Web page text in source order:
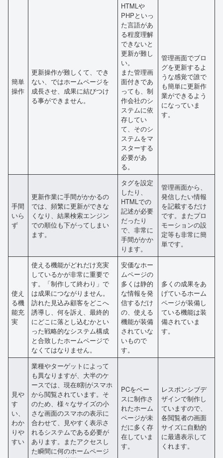
簡単
操作
更新操作が難しくて、でき
ない、ではホームページを
成長させ、成果に結びつけ
る事ができません。
HTMLや
PHPといっ
た言語があ
る程度理解
できないと
更新が難し
い。
また管理画
面付きであ
っても、制
作会社のシ
ステムに依
存してい
て、そのシ
ステムをマ
スターする
必要があ
る。
管理画面でブロ
グを更新するよ
うな感覚で誰で
も簡単に更新作
業ができるよう
になっていま
す。
手間
いら
ず
更新作業に手間がかかるの
では、頻繁に更新ができな
くなり、結果検索エンジン
での順位も下がってしまい
ます。
タグを設定
したり、
HTMLでの
記述が必要
だったり
で、非常に
手間がかか
ります。
管理画面から、
発信したい情報
を記載するだけ
です。またプロ
モーションの設
定等も非常に簡
単です。
使え
る機
能充
実
使える機能がどれだけ充実
しているかが非常に重要で
す。「制作して終わり」で
は成果につながりません。
訪れた見込み顧客をどこへ
誘導し、何を訴え、最終的
にどこに落とし込むかとい
った戦略的なシステム構成
と合致したホームページで
なくてはなりません。
安価なホー
ムページの
多くは静的
な情報を発
信するだけ
の、使える
機能が装備
されていな
いもので
す。
多くの成果をあ
げているホーム
ページが装備し
ている機能は装
備されていま
す。
見や
す
い、
わか
りや
すい
業種やターゲットによって
も異なりますが、大半のケ
ースでは、現在8割がスマホ
から閲覧されています。そ
のため、様々なサイズの小
さな画面のスマホの表示に
合わせて、見やすく表示さ
れるシステムである必要が
あります。またアクセスし
た瞬間に何のホームページ
PCをベー
スに制作さ
れたホーム
ページが未
だに多く存
在していま
す。
レスポンシブデ
ザインで制作し
ていますので、
各閲覧者の画面
サイズに自動的
に最適表示して
くれます。